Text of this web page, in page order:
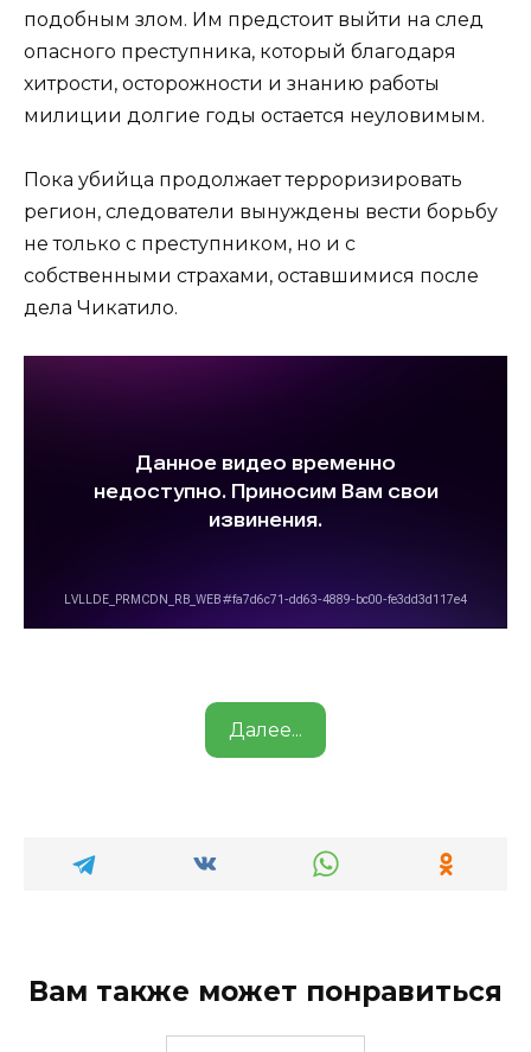
подобным злом. Им предстоит выйти на след
опасного преступника, который благодаря
хитрости, осторожности и знанию работы
милиции долгие годы остается неуловимым.
Пока убийца продолжает терроризировать
регион, следователи вынуждены вести борьбу
не только с преступником, но и с
собственными страхами, оставшимися после
дела Чикатило.
Далее...
Вам также может понравиться